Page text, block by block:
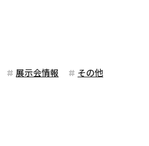
展示会情報 その他